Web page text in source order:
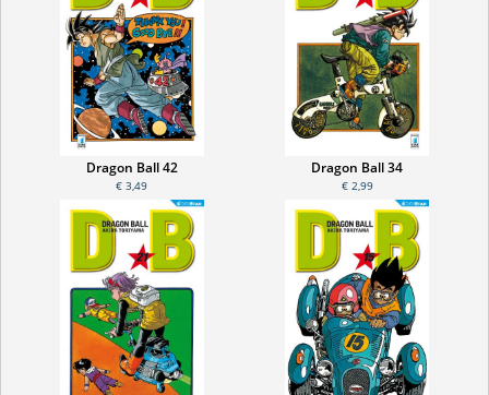
Dragon Ball 42
€ 3,49
Dragon Ball 34
€ 2,99